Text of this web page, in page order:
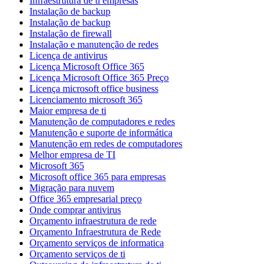
Instalação de backup
Instalação de backup
Instalação de firewall
Instalação e manutenção de redes
Licença de antivirus
Licença Microsoft Office 365
Licença Microsoft Office 365 Preço
Licença microsoft office business
Licenciamento microsoft 365
Maior empresa de ti
Manutenção de computadores e redes
Manutenção e suporte de informática
Manutenção em redes de computadores
Melhor empresa de TI
Microsoft 365
Microsoft office 365 para empresas
Migração para nuvem
Office 365 empresarial preço
Onde comprar antivirus
Orçamento infraestrutura de rede
Orçamento Infraestrutura de Rede
Orçamento serviços de informatica
Orçamento serviços de ti